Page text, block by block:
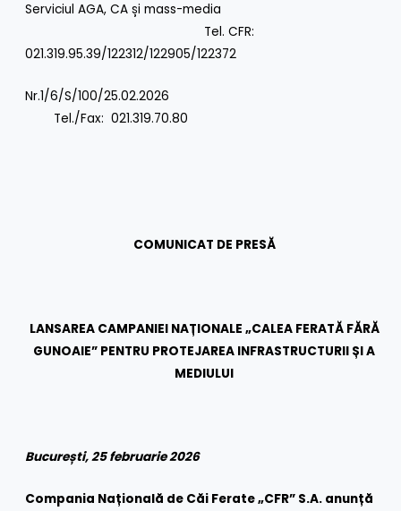
Serviciul AGA, CA și mass-media
Tel. CFR:
021.319.95.39/122312/122905/122372
Nr.1/6/S/100/25.02.2026
Tel./Fax: 021.319.70.80
COMUNICAT DE PRESĂ
LANSAREA CAMPANIEI NAȚIONALE „CALEA FERATĂ FĂRĂ
GUNOAIE” PENTRU PROTEJAREA INFRASTRUCTURII ȘI A
MEDIULUI
București, 25 februarie 2026
Compania Națională de Căi Ferate „CFR” S.A. anunță